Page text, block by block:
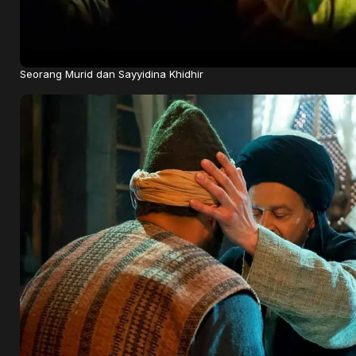
Seorang Murid dan Sayyidina Khidhir